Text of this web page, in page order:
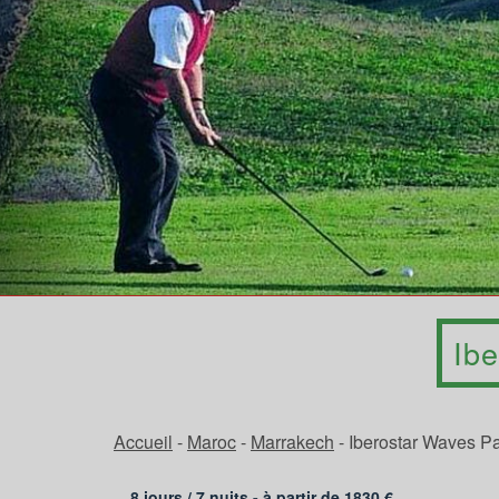
Accueil - Maroc- Marrakech - Iberostar Waves